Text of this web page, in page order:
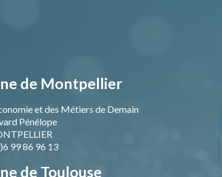
de Montpellier
et des Métiers de Demain
Pénélope
99 86 96 13
de Toulouse